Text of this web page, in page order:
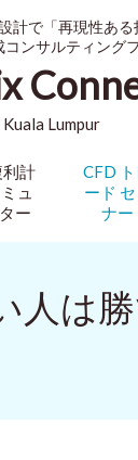
計で「再現性ある
ンサルティング
Kuala Lumpur
利計
ュ
ー
CFD
ード セ
ナー
人は